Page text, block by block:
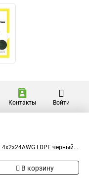
Контакты Войти
LDPE черный...
В корзину